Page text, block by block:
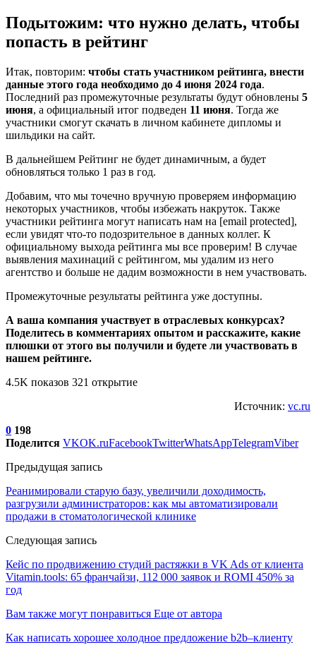
Подытожим: что нужно делать, чтобы
попасть в рейтинг
Итак, повторим: чтобы стать участником рейтинга, внести
данные этого года необходимо до 4 июня 2024 года.
Последний раз промежуточные результаты будут обновлены 5
июня, а официальный итог подведен 11 июня. Тогда же
участники смогут скачать в личном кабинете дипломы и
шильдики на сайт.
В дальнейшем Рейтинг не будет динамичным, а будет
обновляться только 1 раз в год.
Добавим, что мы точечно вручную проверяем информацию
некоторых участников, чтобы избежать накруток. Также
участники рейтинга могут написать нам на [email protected],
если увидят что-то подозрительное в данных коллег. К
официальному выхода рейтинга мы все проверим! В случае
выявления махинаций с рейтингом, мы удалим из него
агентство и больше не дадим возможности в нем участвовать.
Промежуточные результаты рейтинга уже доступны.
А ваша компания участвует в отраслевых конкурсах?
Поделитесь в комментариях опытом и расскажите, какие
плюшки от этого вы получили и будете ли участвовать в
нашем рейтинге.
4.5K показов 321 открытие
Источник: vc.ru
0 198
Поделится VKOK.ruFacebookTwitterWhatsAppTelegramViber
Предыдущая запись
Реанимировали старую базу, увеличили доходимость,
разгрузили администраторов: как мы автоматизировали
продажи в стоматологической клинике
Следующая запись
Кейс по продвижению студий растяжки в VK Ads от клиента
Vitamin.tools: 65 франчайзи, 112 000 заявок и ROMI 450% за
год
Вам также могут понравиться Еще от автора
Как написать хорошее холодное предложение b2b–клиенту